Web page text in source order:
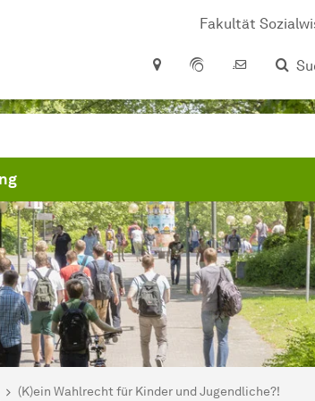
Fakultät
(K)ein Wahlrecht für Kinder und Jugendliche?!